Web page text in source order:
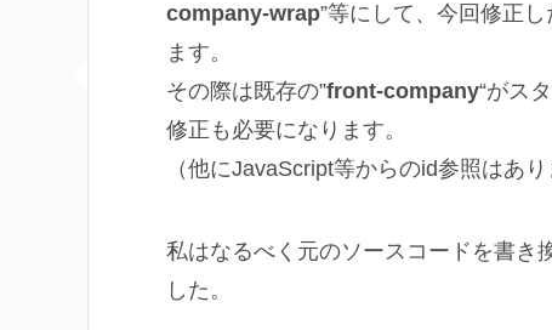
company-wrap”等にして、今回修正し
ます。
その際は既存の”front-company“がス
修正も必要になります。
（他にJavaScript等からのid参照はあり
私はなるべく元のソースコードを書き
した。